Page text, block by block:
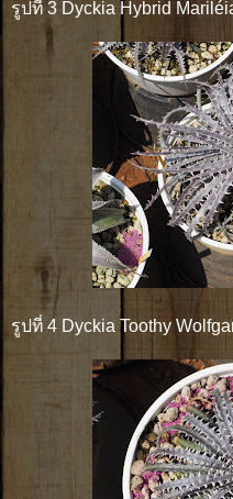
รูปที่ 3 Dyckia Hybrid
รูปที่ 4 Dyckia Toothy